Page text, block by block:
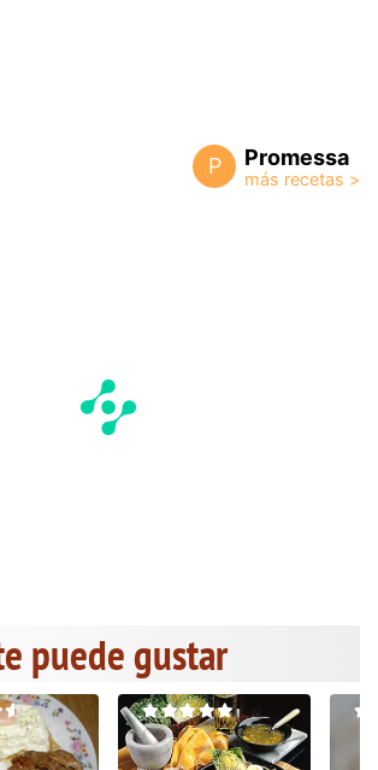
P Promessa
puede gustar